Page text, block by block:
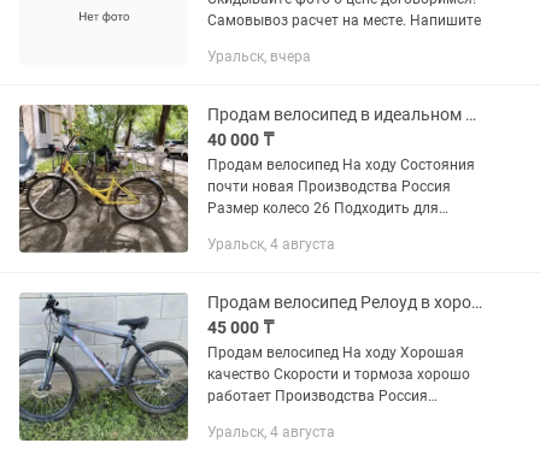
Самовывоз расчет на месте. Напишите
Уральск, вчера
Продам велосипед в идеальном состоянии
40 000 ₸
Продам велосипед На ходу Состояния
почти новая Производства Россия
Размер колесо 26 Подходить для
окончательная
Уральск, 4 августа
Продам велосипед Релоуд в хорошем состояние
45 000 ₸
Продам велосипед На ходу Хорошая
качество Скорости и тормоза хорошо
работает Производства Россия
подростков и для взрослых Цена
Уральск, 4 августа